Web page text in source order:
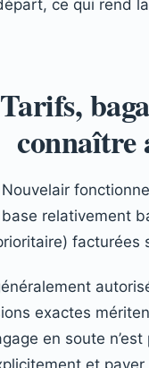
ce qui rend
Tarifs,
connaître
relativement
facturées
exactes
en soute